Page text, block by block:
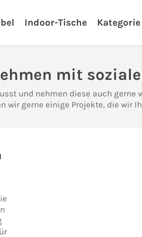
Indoor-Tische Kategorie
mit
und nehmen diese auch gerne
gerne einige Projekte, die wir